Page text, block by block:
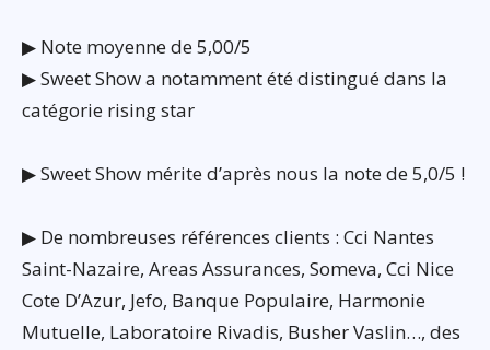
▶ Note moyenne de 5,00/5
▶ Sweet Show a notamment été distingué dans la
catégorie rising star
▶ Sweet Show mérite d’après nous la note de 5,0/5 !
▶ De nombreuses références clients : Cci Nantes
Saint-Nazaire, Areas Assurances, Someva, Cci Nice
Cote D’Azur, Jefo, Banque Populaire, Harmonie
Mutuelle, Laboratoire Rivadis, Busher Vaslin…, des